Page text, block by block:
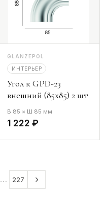
GLANZEPOL
ИНТЕРЬЕР
Угол к GPD-23
внешний (85х85) 2 шт
В 85 × Ш 85 мм
1 222 ₽
… 227